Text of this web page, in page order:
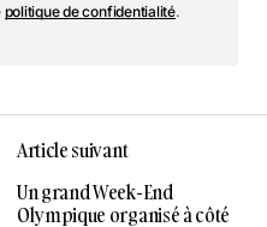
politique de confidentialité.
Article suivant
Un grand Week-End
Olympique organisé à côté